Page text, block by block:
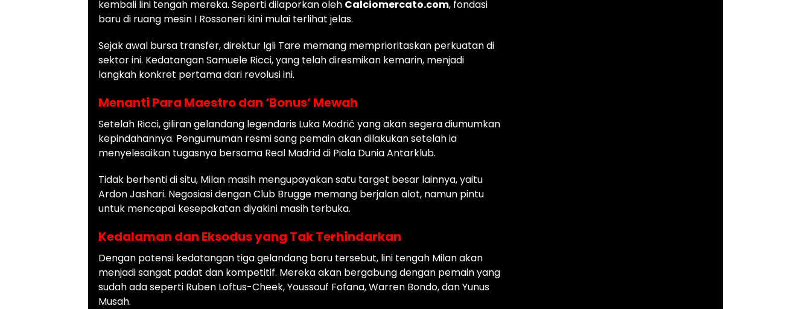
kembali lini tengah mereka. Seperti dilaporkan oleh Calciomercato.com, fondasi
baru di ruang mesin I Rossoneri kini mulai terlihat jelas.
Sejak awal bursa transfer, direktur Igli Tare memang memprioritaskan perkuatan di
sektor ini. Kedatangan Samuele Ricci, yang telah diresmikan kemarin, menjadi
langkah konkret pertama dari revolusi ini.
Menanti Para Maestro dan ‘Bonus’ Mewah
Setelah Ricci, giliran gelandang legendaris Luka Modrić yang akan segera diumumkan
kepindahannya. Pengumuman resmi sang pemain akan dilakukan setelah ia
menyelesaikan tugasnya bersama Real Madrid di Piala Dunia Antarklub.
Tidak berhenti di situ, Milan masih mengupayakan satu target besar lainnya, yaitu
Ardon Jashari. Negosiasi dengan Club Brugge memang berjalan alot, namun pintu
untuk mencapai kesepakatan diyakini masih terbuka.
Kedalaman dan Eksodus yang Tak Terhindarkan
Dengan potensi kedatangan tiga gelandang baru tersebut, lini tengah Milan akan
menjadi sangat padat dan kompetitif. Mereka akan bergabung dengan pemain yang
sudah ada seperti Ruben Loftus-Cheek, Youssouf Fofana, Warren Bondo, dan Yunus
Musah.